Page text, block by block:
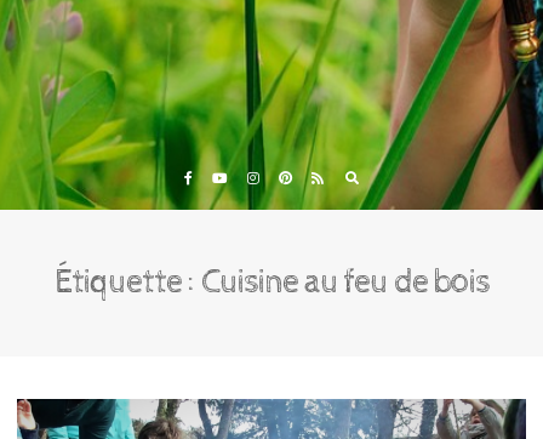
Étiquette : Cuisine au feu de bois